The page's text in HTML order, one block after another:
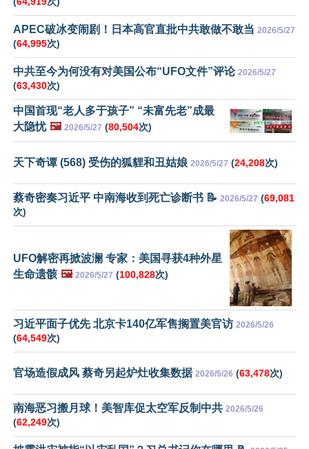
APEC破冰变闹剧！日本高官直批中共敢做不敢当 2026/5/27
(64,995次)
中共至今为何没有对美国公布“UFO文件”评论 2026/5/27
(63,430次)
中国首现“老人多于孩子” “未富先老”成最
大隐忧 🖼️ 2026/5/27 (80,504次)
天下奇谭 (568) 受伤的狐貍和丑姑娘 2026/5/27 (24,208次)
蔡奇密奏习近平 中南海收到死亡诊断书 📝 2026/5/27 (69,081
次)
UFO解密再掀波澜 专家：美国寻获4种外星
生命遗骸 🖼️ 2026/5/27 (100,828次)
习近平面子优先 北京卡140亿军售搁置美官访 2026/5/26
(64,549次)
官场造假成风 蔡奇另起炉灶收集数据 2026/5/26 (63,478次)
南海恶习搬月球！美智库促太空军反制中共 2026/5/26
(62,249次)